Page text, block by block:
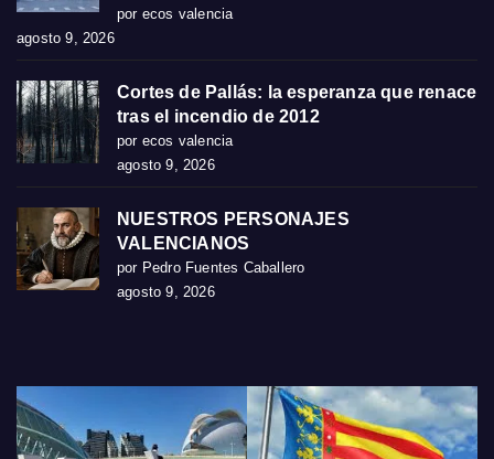
por ecos valencia
agosto 9, 2026
Cortes de Pallás: la esperanza que renace
tras el incendio de 2012
por ecos valencia
agosto 9, 2026
NUESTROS PERSONAJES
VALENCIANOS
por Pedro Fuentes Caballero
agosto 9, 2026